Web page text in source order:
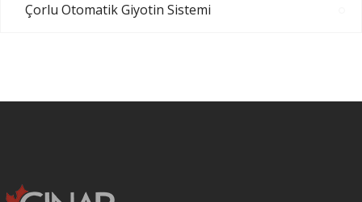
Çorlu Otomatik Giyotin Sistemi